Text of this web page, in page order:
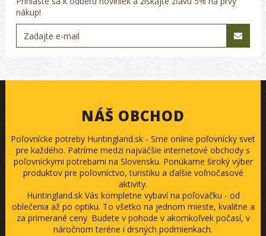
nákup!
NÁŠ OBCHOD
Poľovnícke potreby Huntingland.sk - Sme online poľovnícky svet
pre každého. Patríme medzi najväčšie internetové obchody s
poľovníckymi potrebami na Slovensku. Ponúkame široký výber
produktov pre poľovníctvo, turistiku a ďalšie voľnočasové
aktivity.
Huntingland.sk Vás kompletne vybaví na poľovačku - od
oblečenia až po optiku. To všetko na jednom mieste, kvalitne a
za primerané ceny. Budete v pohode v akomkoľvek počasí, v
náročnom teréne i drsných podmienkach.